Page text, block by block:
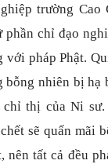
trường Cao
phần chỉ đạo
với pháp Phật.
bỗng nhiên bị hạ
thị của Ni sư.
sẽ quấn mãi
nên tất cả đều